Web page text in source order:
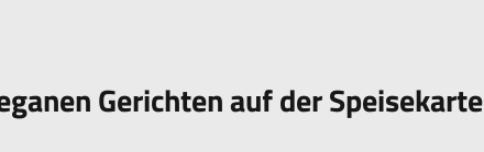
Gerichten auf der Speisekarte